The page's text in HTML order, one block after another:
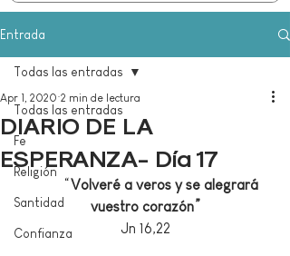
Entrada
Todas las entradas
Fe
Religión
Santidad
Confianza
Todas las entradas
DIARIO DE LA
ESPERANZA- Día 17
Apr 1, 2020 2 min de lectura
	“
Volveré a veros y se alegrará
vuestro corazón”
Jn 16,22